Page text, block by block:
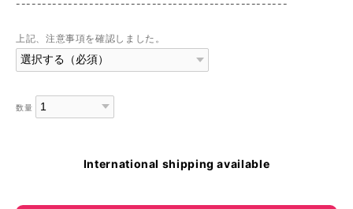
----------------------------------------------------
上記、注意事項を確認しました。
数量
International shipping available